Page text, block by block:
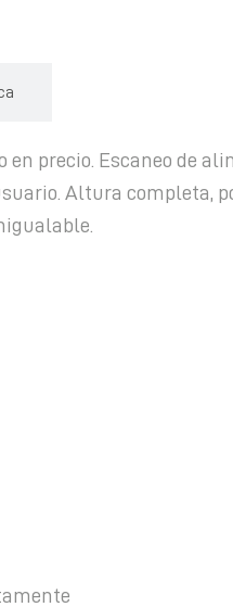
precio. Escaneo de
Altura completa,